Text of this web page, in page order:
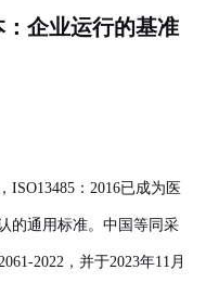
企业运行的基准
ISO13485：2016已成为医
的通用标准。中国等同采
2022，并于2023年11月